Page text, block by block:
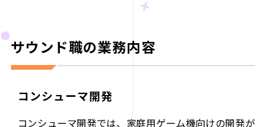
サウンド職の業務内容
コンシューマ開発
コンシューマ開発では、家庭用ゲーム機向けの開発が